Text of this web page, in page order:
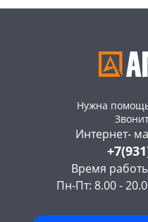
Нужна
Интернет-
Время
Пн-Пт: 8.00 -